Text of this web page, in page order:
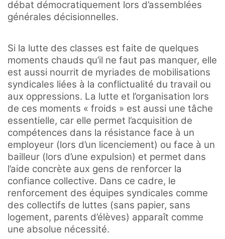
débat démocratiquement lors d’assemblées
générales décisionnelles.
Si la lutte des classes est faite de quelques
moments chauds qu’il ne faut pas manquer, elle
est aussi nourrit de myriades de mobilisations
syndicales liées à la conflictualité du travail ou
aux oppressions. La lutte et l’organisation lors
de ces moments « froids » est aussi une tâche
essentielle, car elle permet l’acquisition de
compétences dans la résistance face à un
employeur (lors d’un licenciement) ou face à un
bailleur (lors d’une expulsion) et permet dans
l’aide concrète aux gens de renforcer la
confiance collective. Dans ce cadre, le
renforcement des équipes syndicales comme
des collectifs de luttes (sans papier, sans
logement, parents d’élèves) apparaît comme
une absolue nécessité.